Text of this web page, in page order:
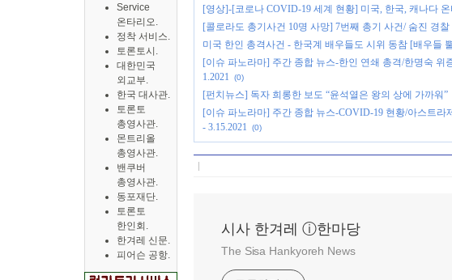
Service
온타리오.
정착 서비스.
토론토시.
대한민국
외교부.
한국 대사관.
토론토
총영사관.
몬트리올
총영사관.
밴쿠버
총영사관.
동포재단.
토론토
한인회.
한겨레 신문.
피어슨 공항.
[영상]-[코로나 COVID-19 세계 현황] 미국, 한국, 캐나다 온
[콜로라도 총기사건 10명 사망] 7번째 총기 사건/ 숨진 경찰
미국 한인 총격사건 - 한국계 배우들도 시위 동참 [배우들
[이슈 파노라마] 주간 종합 뉴스-한인 연쇄 총격/한명숙
1.2021
(0)
[펀치뉴스] 독자 희롱한 보도 “윤석열은 왕의 상에 가까워”
[이슈 파노라마] 주간 종합 뉴스-COVID-19 현황/아스트
- 3.15.2021
(0)
시사 한겨레 ⓘ한마당
The Sisa Hankyoreh News